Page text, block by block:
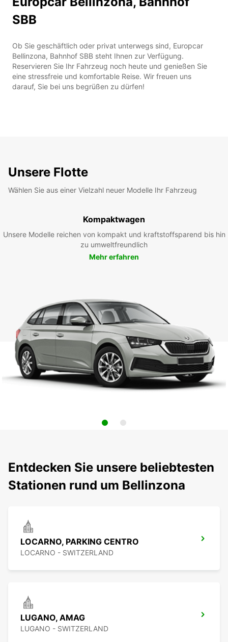
SBB
Ob Sie geschäftlich oder privat unterwegs sind, Europcar
Bellinzona, Bahnhof SBB steht Ihnen zur Verfügung.
Reservieren Sie Ihr Fahrzeug noch heute und genießen Sie
eine stressfreie und komfortable Reise. Wir freuen uns
darauf, Sie bei uns begrüßen zu dürfen!
Unsere Flotte
Wählen Sie aus einer Vielzahl neuer Modelle Ihr Fahrzeug
Kompaktwagen
Unsere Modelle reichen von kompakt und kraftstoffsparend bis hin
zu umweltfreundlich
Mehr erfahren
Entdecken Sie unsere beliebtesten
Stationen rund um Bellinzona
LOCARNO, PARKING CENTRO
LOCARNO - SWITZERLAND
LUGANO, AMAG
LUGANO - SWITZERLAND